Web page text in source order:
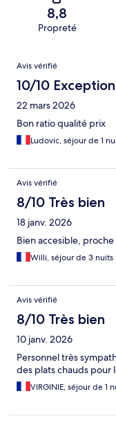
8,8
Propreté
Avis
Avis vérifié
10/10
22 mars 2026
Bon ratio qualité prix
Ludovic, séjour de 1
Avis vérifié
8/10 Très bien
18 janv. 2026
Bien accesible,
Willi, séjour de 3 nuits
Avis vérifié
8/10 Très bien
10 janv. 2026
Personnel très
des plats chauds
VIRGINIE, séjour de 1